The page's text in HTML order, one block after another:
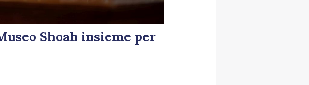
Shoah insieme per